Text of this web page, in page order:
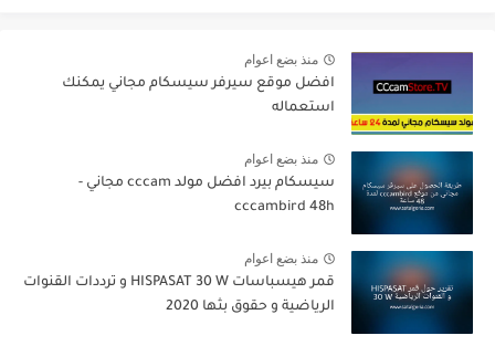
منذ بضع اعوام
افضل موقع سيرفر سيسكام مجاني يمكنك
استعماله
منذ بضع اعوام
سيسكام بيرد افضل مولد cccam مجاني -
cccambird 48h
منذ بضع اعوام
قمر هيسباسات HISPASAT 30 W و ترددات القنوات
الرياضية و حقوق بثها 2020